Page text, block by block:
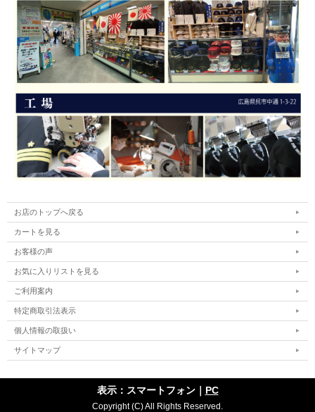
お店のトップへ戻る
カートを見る
お客様の声
お気に入りリストを見る
ご利用案内
特定商取引法表示
個人情報の取扱い
サイトマップ
表示：スマートフォン｜ PC
Copyright (C) All Rights Reserved.